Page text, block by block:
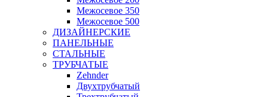
Межосевое 350
Межосевое 500
ДИЗАЙНЕРСКИЕ
ПАНЕЛЬНЫЕ
СТАЛЬНЫЕ
ТРУБЧАТЫЕ
Zehnder
Двухтрубчатый